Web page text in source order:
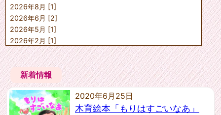
---市町村---
山形市こども未来課
上山市子ども子育て課
天童市子育て支援課
寒河江市子育て推進課
村山市子育て支援課
東根市子育て健康課
尾花沢市福祉課
中山町健康福祉課
山辺町保健福祉課
河北町健康福祉課
2026年8月 [1]
2026年6月 [2]
2026年5月 [1]
2026年2月 [1]
2025年9月 [5]
2025年7月 [1]
2025年6月 [2]
2025年5月 [1]
2025年4月 [1]
2025年1月 [1]
新着情報
2020年6月25日
木育絵本「もりはすごいなあ」